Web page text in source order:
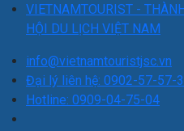
VIETNAMTOURIST -
HỘI DU LỊCH VIỆT NAM
info@vietnamtouristjsc.vn
Đại lý liên hệ: 0902-57-57-
Hotline: 0909-04-75-04